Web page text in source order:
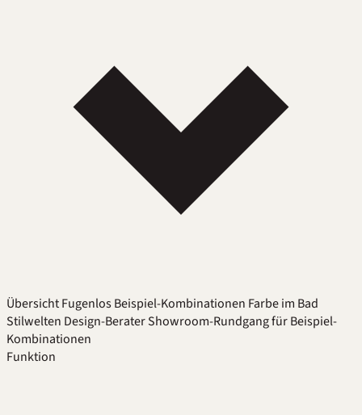
ÜbersichtFugenlosBeispiel-Kombinationen Farbe im Bad
Stilwelten Design-BeraterShowroom-Rundgang für Beispiel-
Kombinationen
Funktion